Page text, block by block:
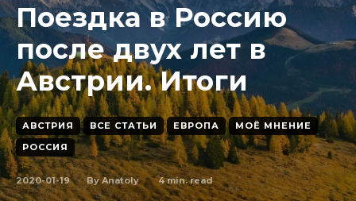
Поездка в Россию
после двух лет в
Австрии. Итоги
АВСТРИЯ ВСЕ СТАТЬИ ЕВРОПА
МОЁ МНЕНИЕ
РОССИЯ
2020-01-19 By Anatoly 4min. read